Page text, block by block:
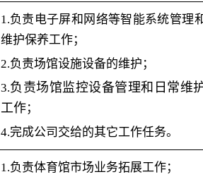
1.负责电子屏和网络等智能系统管理
维护保养工作；
2.负责场馆设施设备的维护；
3.负责场馆监控设备管理和日常维
工作；
4.完成公司交给的其它工作任务。
1.负责体育馆市场业务拓展工作；